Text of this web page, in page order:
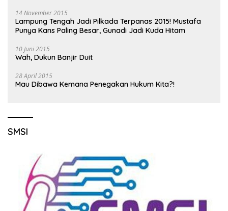
14 November 2015
Lampung Tengah Jadi Pilkada Terpanas 2015! Mustafa
Punya Kans Paling Besar, Gunadi Jadi Kuda Hitam
10 Juni 2015
Wah, Dukun Banjir Duit
28 April 2015
Mau Dibawa Kemana Penegakan Hukum Kita?!
SMSI